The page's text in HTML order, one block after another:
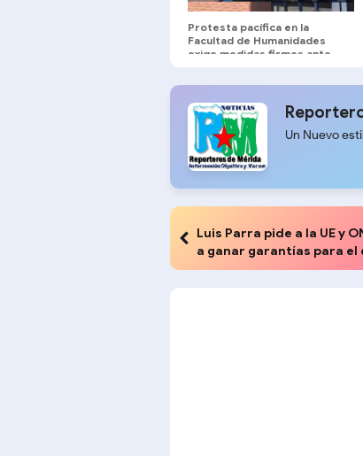
Protesta pacífica en la
Facultad de Humanidades
exige medidas firmes ante
Un Nuevo
Luis Parra pide a la UE y
a ganar garantías para el